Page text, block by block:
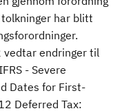
har blitt
endringer til
- Severe
Dates for First-
Deferred Tax: